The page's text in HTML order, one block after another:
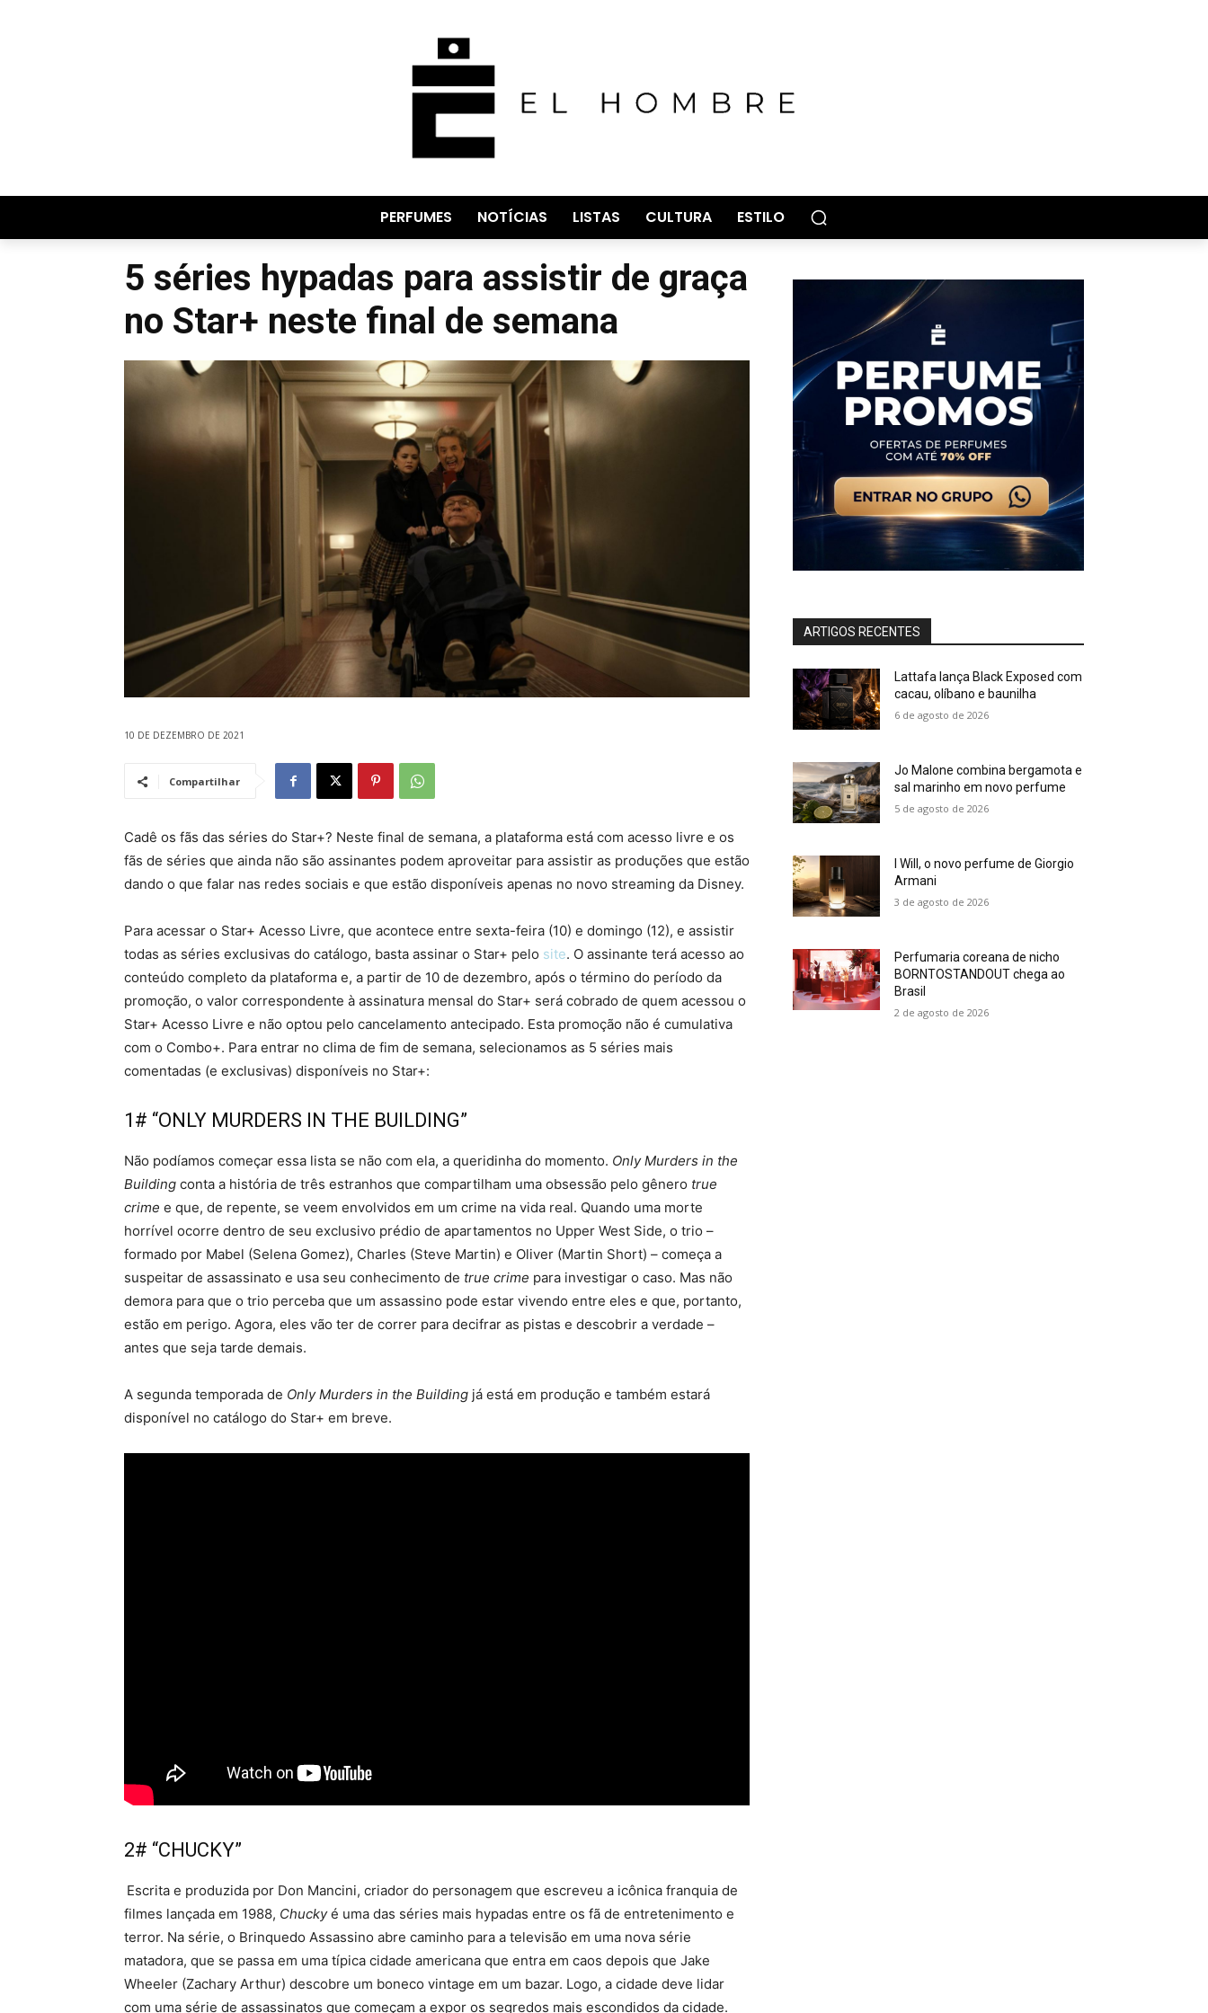
PERFUMES NOTÍCIAS LISTAS CULTURA ESTILO
5 séries hypadas para assistir de graça
no Star+ neste final de semana
10 DE DEZEMBRO DE 2021
Compartilhar
Cadê os fãs das séries do Star+? Neste final de semana, a plataforma está com acesso livre e os
fãs de séries que ainda não são assinantes podem aproveitar para assistir as produções que estão
dando o que falar nas redes sociais e que estão disponíveis apenas no novo streaming da Disney.
Para acessar o Star+ Acesso Livre, que acontece entre sexta-feira (10) e domingo (12), e assistir
todas as séries exclusivas do catálogo, basta assinar o Star+ pelo site. O assinante terá acesso ao
conteúdo completo da plataforma e, a partir de 10 de dezembro, após o término do período da
promoção, o valor correspondente à assinatura mensal do Star+ será cobrado de quem acessou o
Star+ Acesso Livre e não optou pelo cancelamento antecipado. Esta promoção não é cumulativa
com o Combo+. Para entrar no clima de fim de semana, selecionamos as 5 séries mais
comentadas (e exclusivas) disponíveis no Star+:
1# “ONLY MURDERS IN THE BUILDING”
Não podíamos começar essa lista se não com ela, a queridinha do momento. Only Murders in the
Building conta a história de três estranhos que compartilham uma obsessão pelo gênero true
crime e que, de repente, se veem envolvidos em um crime na vida real. Quando uma morte
horrível ocorre dentro de seu exclusivo prédio de apartamentos no Upper West Side, o trio –
formado por Mabel (Selena Gomez), Charles (Steve Martin) e Oliver (Martin Short) – começa a
suspeitar de assassinato e usa seu conhecimento de true crime para investigar o caso. Mas não
demora para que o trio perceba que um assassino pode estar vivendo entre eles e que, portanto,
estão em perigo. Agora, eles vão ter de correr para decifrar as pistas e descobrir a verdade –
antes que seja tarde demais.
A segunda temporada de Only Murders in the Building já está em produção e também estará
disponível no catálogo do Star+ em breve.
2# “CHUCKY”
Escrita e produzida por Don Mancini, criador do personagem que escreveu a icônica franquia de
filmes lançada em 1988, Chuckyé uma das séries mais hypadas entre os fã de entretenimento e
terror. Na série, o Brinquedo Assassino abre caminho para a televisão em uma nova série
matadora, que se passa em uma típica cidade americana que entra em caos depois que Jake
Wheeler (Zachary Arthur) descobre um boneco vintage em um bazar. Logo, a cidade deve lidar
com uma série de assassinatos que começam a expor os segredos mais escondidos da cidade.
ARTIGOS RECENTES
Lattafa lança Black Exposed com
cacau, olíbano e baunilha
6 de agosto de 2026
Jo Malone combina bergamota e
sal marinho em novo perfume
5 de agosto de 2026
I Will, o novo perfume de Giorgio
Armani
3 de agosto de 2026
Perfumaria coreana de nicho
BORNTOSTANDOUT chega ao
Brasil
2 de agosto de 2026